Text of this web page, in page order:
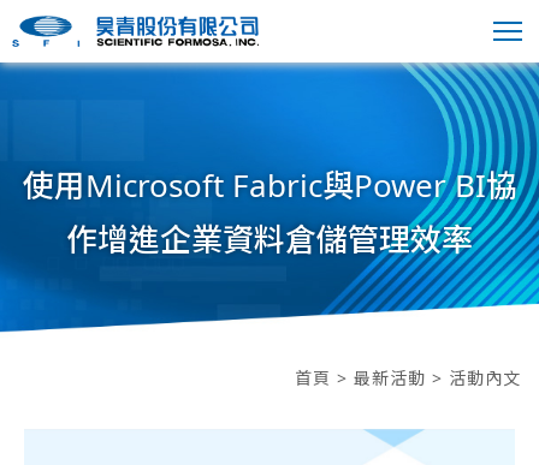
使用Microsoft Fabric與Power BI協
作增進企業資料倉儲管理效率
首頁 > 最新活動 > 活動內文